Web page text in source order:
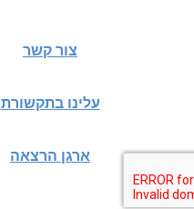
צור קשר
עלינו בתקשורת
ארגן הרצאה